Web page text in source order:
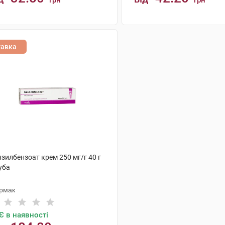
крем 250 мг/г 40 г
в наявності